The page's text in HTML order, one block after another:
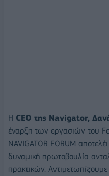
Η CEO της Navigator,
έναρξη των εργασιών του
NAVIGATOR FORUM
δυναμική πρωτοβουλία
πρακτικών.